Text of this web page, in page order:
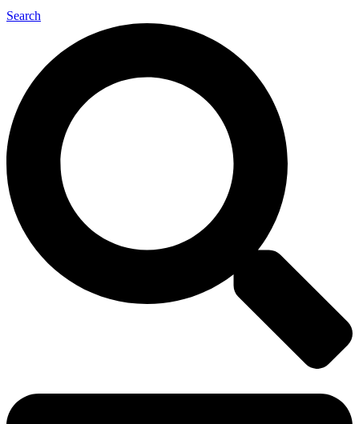
Search